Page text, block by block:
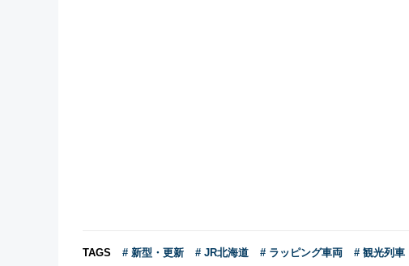
TAGS # 新型・更新 # JR北海道 # ラッピング車両 # 観光列車